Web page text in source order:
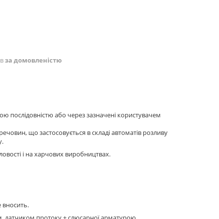
за домовленістю
або через зазначені користувачем
що застосовується в складі автоматів розливу
і на харчових виробництвах.
вносить.